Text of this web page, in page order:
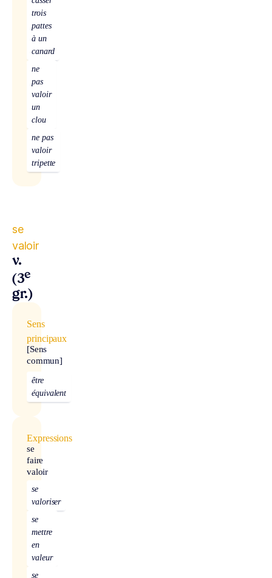
trois
pattes
à un
canard
ne
pas
valoir
un
clou
ne pas
valoir
tripette
se
valoir
v.
(3e
gr.)
Sens
principaux
[Sens
commun]
être
équivalent
Expressions
se
faire
valoir
se
valoriser
se
mettre
en
valeur
se